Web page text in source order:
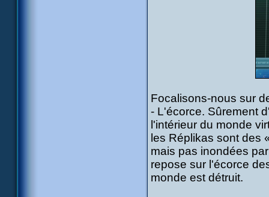
Focalisons-nous sur
- L'écorce. Sûrement
l'intérieur du monde
les Réplikas sont des
mais pas inondées
repose sur l'écorce
monde est détruit.